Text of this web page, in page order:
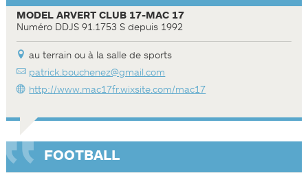
MODEL ARVERT CLUB 17-MAC 17
Numéro DDJS 91.1753 S depuis 1992
au terrain ou à la salle de sports
patrick.bouchenez@gmail.com
http://www.mac17fr.wixsite.com/mac17
FOOTBALL